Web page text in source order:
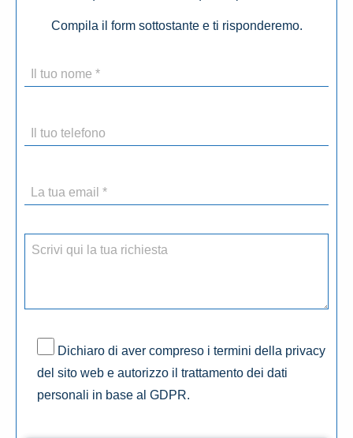
Compila il form sottostante e ti risponderemo.
Dichiaro di aver compreso i termini della privacy
del sito web e autorizzo il trattamento dei dati
personali in base al GDPR.